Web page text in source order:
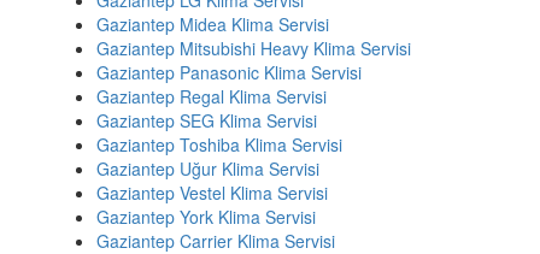
Gaziantep Midea Klima Servisi
Gaziantep Mitsubishi Heavy Klima Servisi
Gaziantep Panasonic Klima Servisi
Gaziantep Regal Klima Servisi
Gaziantep SEG Klima Servisi
Gaziantep Toshiba Klima Servisi
Gaziantep Uğur Klima Servisi
Gaziantep Vestel Klima Servisi
Gaziantep York Klima Servisi
Gaziantep Carrier Klima Servisi